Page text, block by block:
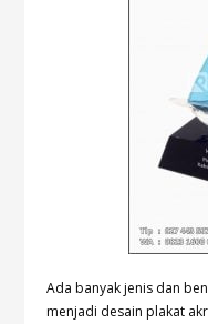
Ada banyak jenis dan
menjadi desain plakat